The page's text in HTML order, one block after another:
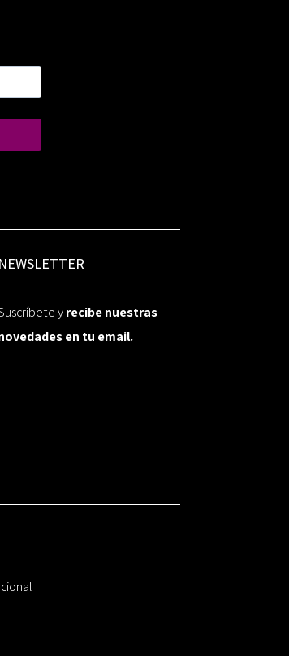
NEWSLETTER
yrecibe nuestras
en tu email.